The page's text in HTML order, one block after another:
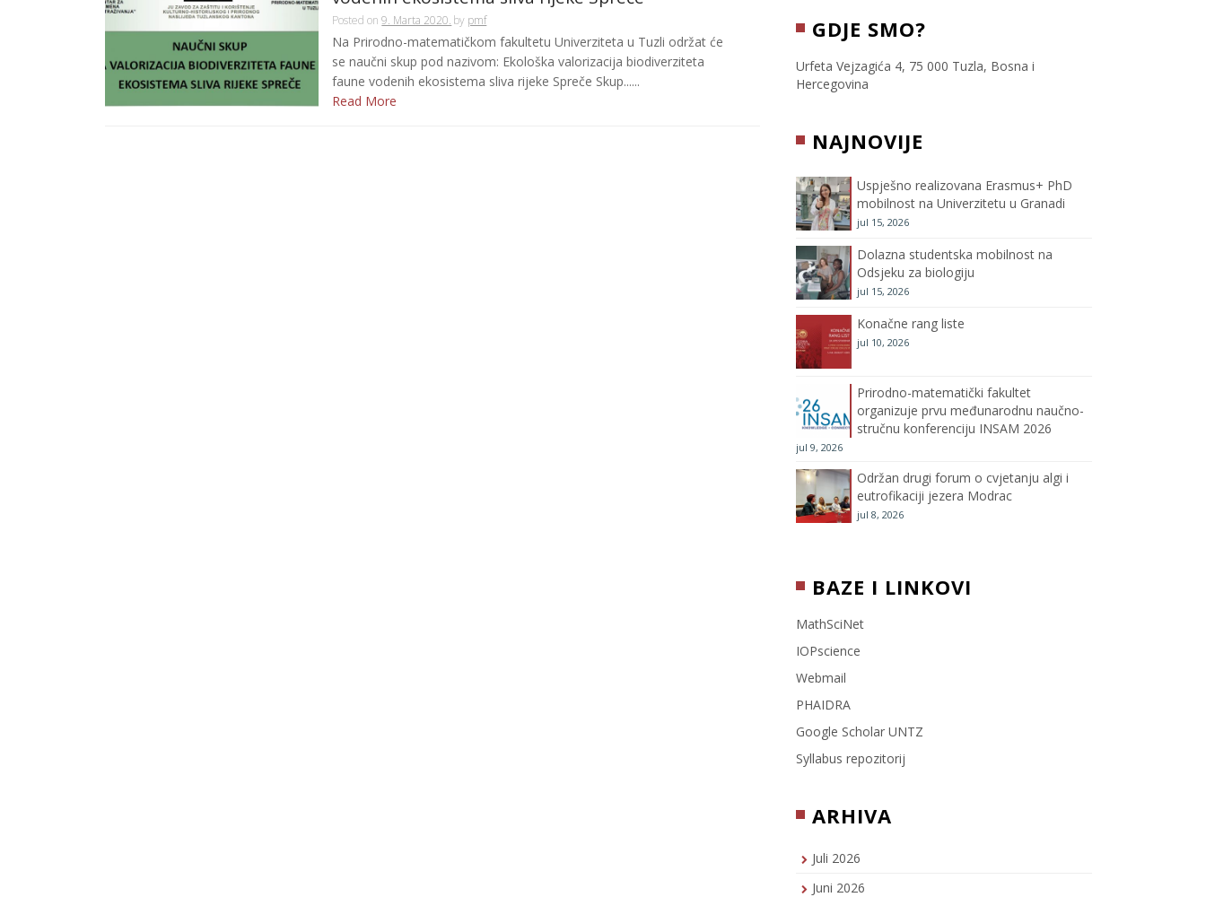
Posted on9. Marta 2020. by pmf
Na Prirodno-matematičkom fakultetu Univerziteta u Tuzli održat će
se naučni skup pod nazivom: Ekološka valorizacija biodiverziteta
faune vodenih ekosistema sliva rijeke Spreče Skup......
Read More
c
e
o
o
k
i
t
e
t
a
m
T
C
h
e
l
GDJE SMO?
Urfeta Vejzagića 4, 75 000 Tuzla, Bosna i
Hercegovina
NAJNOVIJE
Uspješno realizovana Erasmus+ PhD
mobilnost na Univerzitetu u Granadi
jul 15, 2026
Dolazna studentska mobilnost na
Odsjeku za biologiju
jul 15, 2026
Konačne rang liste
jul 10, 2026
Prirodno-matematički fakultet
organizuje prvu međunarodnu naučno-
stručnu konferenciju INSAM 2026
jul 9, 2026
Održan drugi forum o cvjetanju algi i
eutrofikaciji jezera Modrac
jul 8, 2026
BAZE I LINKOVI
MathSciNet
IOPscience
Webmail
PHAIDRA
Google Scholar UNTZ
Syllabus repozitorij
ARHIVA
Juli 2026
Juni 2026